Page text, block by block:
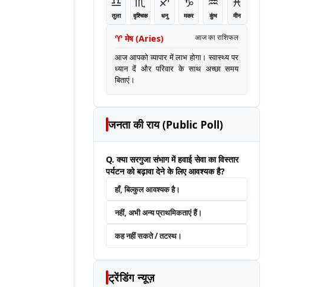
तुला वृश्चिक धनु मकर कुंभ मीन
♈ मेष(Aries) आज का राशिफल
आज आपको व्यापार में लाभ होगा। स्वास्थ्य पर
ध्यान दें और परिवार के साथ अच्छा समय
बिताएं।
जनता की राय (Public Poll)
Q. क्या सरगुजा संभाग में हवाई सेवा का विस्तार
पर्यटन को बढ़ावा देने के लिए आवश्यक है?
हाँ, बिल्कुल आवश्यक है।
नहीं, अभी अन्य प्राथमिकताएं हैं।
कह नहीं सकते / तटस्थ।
ट्रेंडिंग न्यूज़